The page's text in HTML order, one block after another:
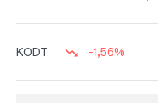
KODT -1,56%